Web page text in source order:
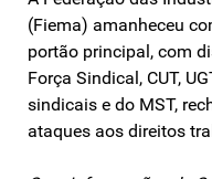
(Fiema) amanheceu
portão principal, com
Força Sindical, CUT,
sindicais e do MST,
ataques aos direitos